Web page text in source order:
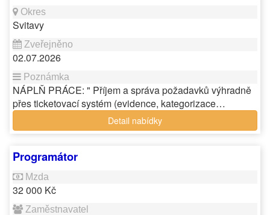
Svitavy
02.07.2026
NÁPLŇ PRÁCE: " Příjem a správa požadavků výhradně
přes ticketovací systém (evidence, kategorizace…
Detail nabídky
Programátor
32 000 Kč